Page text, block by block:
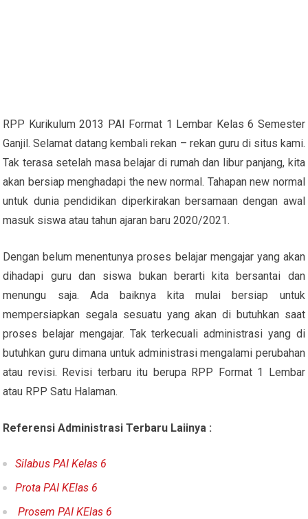
RPP Kurikulum 2013 PAI Format 1 Lembar Kelas 6 Semester
Ganjil. Selamat datang kembali rekan – rekan guru di situs kami.
Tak terasa setelah masa belajar di rumah dan libur panjang, kita
akan bersiap menghadapi the new normal. Tahapan new normal
untuk dunia pendidikan diperkirakan bersamaan dengan awal
masuk siswa atau tahun ajaran baru 2020/2021.
Dengan belum menentunya proses belajar mengajar yang akan
dihadapi guru dan siswa bukan berarti kita bersantai dan
menungu saja. Ada baiknya kita mulai bersiap untuk
mempersiapkan segala sesuatu yang akan di butuhkan saat
proses belajar mengajar. Tak terkecuali administrasi yang di
butuhkan guru dimana untuk administrasi mengalami perubahan
atau revisi. Revisi terbaru itu berupa RPP Format 1 Lembar
atau RPP Satu Halaman.
Referensi Administrasi Terbaru Laiinya :
Silabus PAI Kelas 6
Prota PAI KElas 6
Prosem PAI KElas 6